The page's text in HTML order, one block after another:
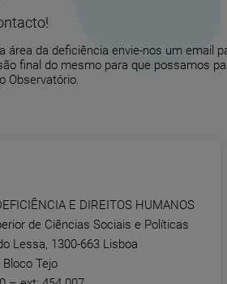
área da deficiência envie-nos um
final do mesmo para que possamos
Observatório.
E DIREITOS HUMANOS
de Ciências Sociais e Políticas
Lessa, 1300-663 Lisboa
Bloco Tejo